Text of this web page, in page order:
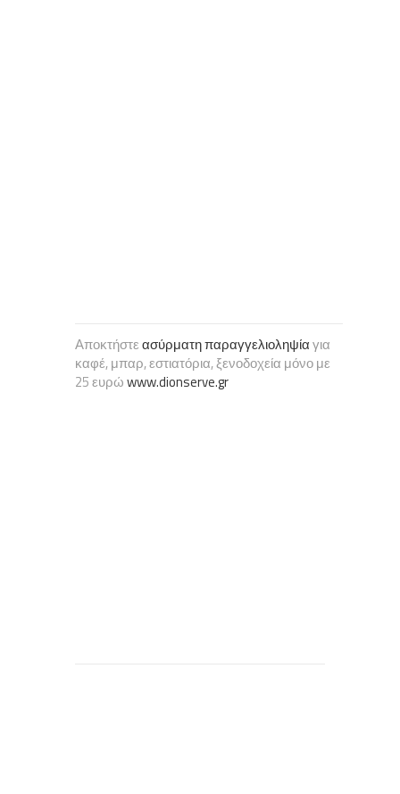
Αποκτήστεασύρματη παραγγελιοληψίαγια
καφέ, μπαρ, εστιατόρια, ξενοδοχεία μόνο με
25 ευρώwww.dionserve.gr